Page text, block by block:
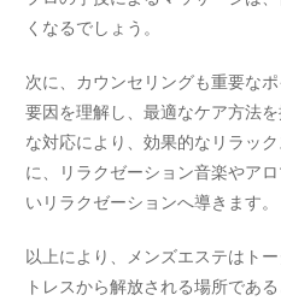
くなるでしょう。
次に、カウンセリングも重要な
要因を理解し、最適なケア方法
な対応により、効果的なリラッ
に、リラクゼーション音楽やア
いリラクゼーションへ導きます。
以上により、メンズエステはト
トレスから解放される場所であ